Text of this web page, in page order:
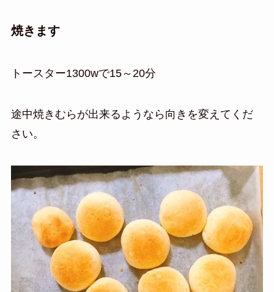
焼きます
トースター1300wで15～20分
途中焼きむらが出来るようなら向きを変えてくだ
さい。